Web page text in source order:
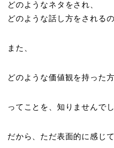
どのようなネタをされ、
どのような話し方をされる
また、
どのような価値観を持った
ってことを、知りませんでし
だから、ただ表面的に感じ